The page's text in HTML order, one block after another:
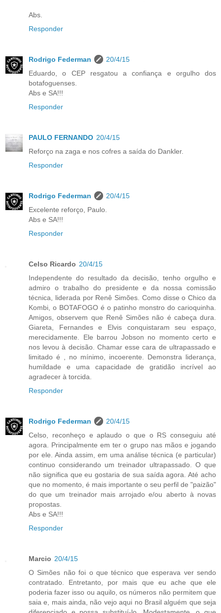
Abs.
Responder
Rodrigo Federman
20/4/15
Eduardo, o CEP resgatou a confiança e orgulho dos
botafoguenses.
Abs e SA!!!
Responder
PAULO FERNANDO 20/4/15
Reforço na zaga e nos cofres a saída do Dankler.
Responder
Rodrigo Federman
20/4/15
Excelente reforço, Paulo.
Abs e SA!!!
Responder
Celso Ricardo 20/4/15
Independente do resultado da decisão, tenho orgulho e
admiro o trabalho do presidente e da nossa comissão
técnica, liderada por Renê Simões. Como disse o Chico da
Kombi, o BOTAFOGO é o patinho monstro do carioquinha.
Amigos, observem que Renê Simões não é cabeça dura.
Giareta, Fernandes e Elvis conquistaram seu espaço,
merecidamente. Ele barrou Jobson no momento certo e
nos levou à decisão. Chamar esse cara de ultrapassado e
limitado é , no mínimo, incoerente. Demonstra liderança,
humildade e uma capacidade de gratidão incrível ao
agradecer à torcida.
Responder
Rodrigo Federman
20/4/15
Celso, reconheço e aplaudo o que o RS conseguiu até
agora. Principalmente em ter o grupo nas mãos e jogando
por ele. Ainda assim, em uma análise técnica (e particular)
continuo considerando um treinador ultrapassado. O que
não significa que eu gostaria de sua saída agora. Até acho
que no momento, é mais importante o seu perfil de "paizão"
do que um treinador mais arrojado e/ou aberto à novas
propostas.
Abs e SA!!!
Responder
Marcio 20/4/15
O Simões não foi o que técnico que esperava ver sendo
contratado. Entretanto, por mais que eu ache que ele
poderia fazer isso ou aquilo, os números não permitem que
saia e, mais ainda, não vejo aqui no Brasil alguém que seja